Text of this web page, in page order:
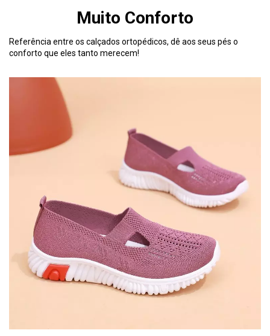
Muito Conforto
Referência entre os calçados ortopédicos, dê aos seus pés o
conforto que eles tanto merecem!